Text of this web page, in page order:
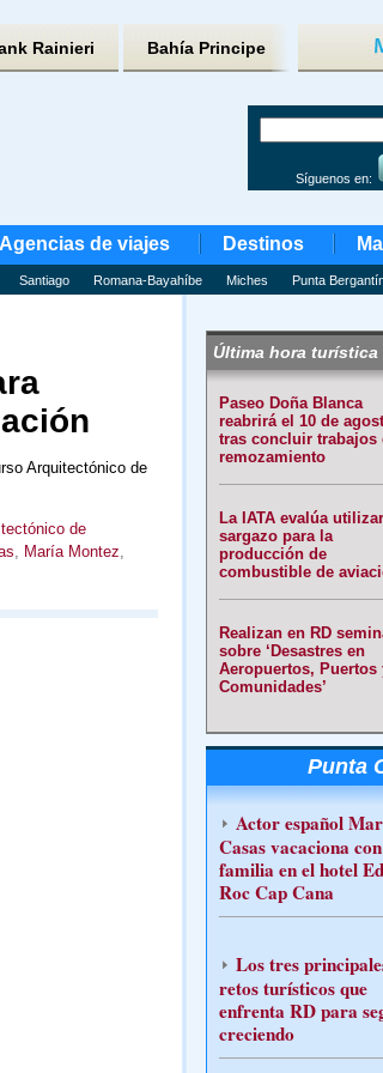
Rainieri Bahía Principe
Síguenos en:
Agencias de viajes Destinos
Santiago Romana-Bayahíbe Miches Punta
Arquitectónico de
de
, María Montez,
Última hora turística
Paseo Doña Blanca
reabrirá el 10 de
tras concluir trabajos
remozamiento
La IATA evalúa utilizar
sargazo para la
producción de
combustible de
Realizan en RD
sobre ‘Desastres en
Aeropuertos, Puertos
Comunidades’
Punta
Actor español
Casas vacaciona
familia en el hotel
Roc Cap Cana
Los tres
retos turísticos que
enfrenta RD para
creciendo